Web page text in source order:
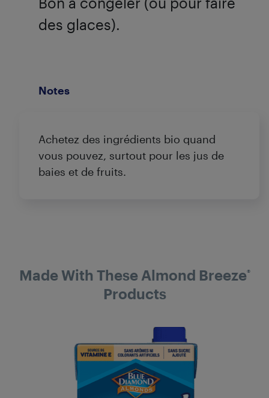
des glaces).
Notes
Achetez des ingrédients bio quand
vous pouvez, surtout pour les jus de
baies et de fruits.
Made With These Almond Breeze®
Products